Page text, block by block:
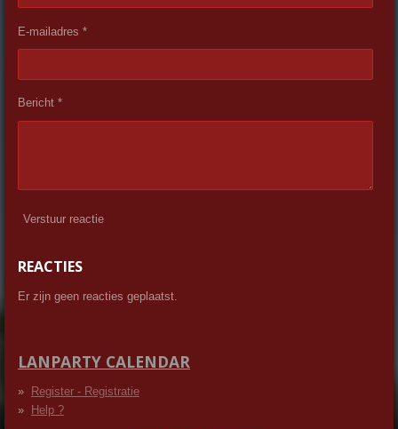
E-mailadres *
Bericht *
Verstuur reactie
REACTIES
Er zijn geen reacties geplaatst.
LANPARTY CALENDAR
Register - Registratie
Help ?